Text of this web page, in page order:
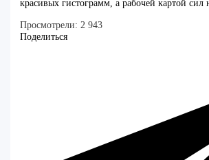
красивых гистограмм, а рабочей картой сил
Просмотрели: 2 943
Поделиться